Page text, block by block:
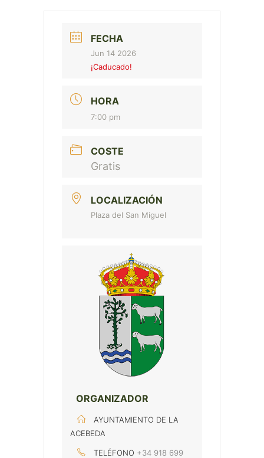
FECHA
Jun 14 2026
¡Caducado!
HORA
7:00 pm
COSTE
Gratis
LOCALIZACIÓN
Plaza del San Miguel
ORGANIZADOR
AYUNTAMIENTO DE LA
ACEBEDA
TELÉFONO +34 918 699